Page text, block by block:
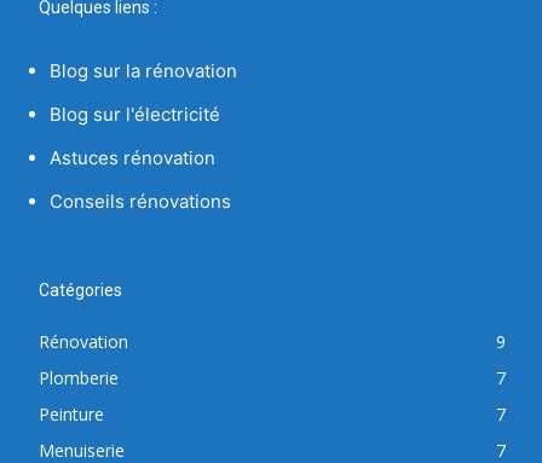
Quelques liens :
Blog sur la rénovation
Blog sur l'électricité
Astuces rénovation
Conseils rénovations
Catégories
Rénovation
9
Plomberie
7
Peinture
7
Menuiserie
7